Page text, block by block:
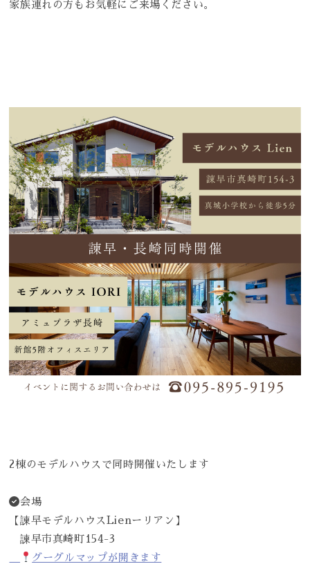
家族連れの方もお気軽にご来場ください。
2棟のモデルハウスで同時開催いたします
会場
【諫早モデルハウスLienーリアン】
諫早市真崎町154-3
グーグルマップが開きます